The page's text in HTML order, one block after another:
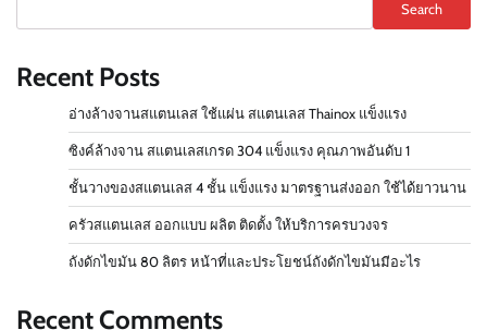
Search
Recent Posts
อ่างล้างจานสแตนเลส ใช้แผ่น สแตนเลส Thainox แข็งแรง
ซิงค์ล้างจาน สแตนเลสเกรด 304 แข็งแรง คุณภาพอันดับ 1
ชั้นวางของสแตนเลส 4 ชั้น แข็งแรง มาตรฐานส่งออก ใช้ได้ยาวนาน
ครัวสแตนเลส ออกแบบ ผลิต ติดตั้ง ให้บริการครบวงจร
ถังดักไขมัน 80 ลิตร หน้าที่และประโยชน์ถังดักไขมันมีอะไร
Recent Comments